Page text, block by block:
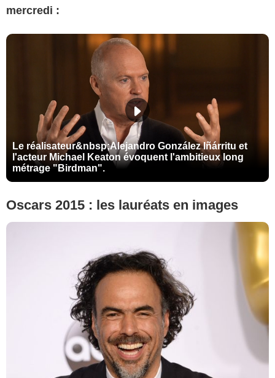
mercredi :
Le réalisateur&nbsp;Alejandro González Iñárritu et
l'acteur Michael Keaton évoquent l'ambitieux long
métrage "Birdman".
Oscars 2015 : les lauréats en images